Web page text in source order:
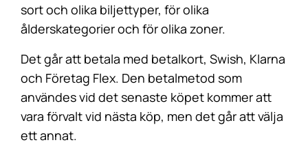
sort och olika biljettyper, för olika
ålderskategorier och för olika zoner.
Det går att betala med betalkort, Swish, Klarna
och Företag Flex. Den betalmetod som
användes vid det senaste köpet kommer att
vara förvalt vid nästa köp, men det går att välja
ett annat.